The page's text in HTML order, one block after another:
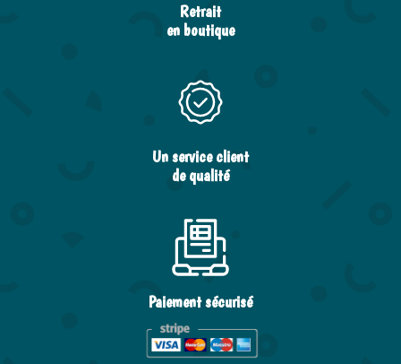
Retrait
en boutique
Un service client
de qualité
Paiement sécurisé